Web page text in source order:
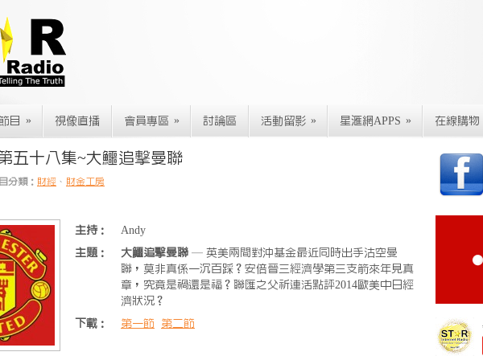
目 » 視像直播 會員專區 » 討論區 活動留影 » 星滙網APPS » 在線購物
五十八集~大鱷追擊曼聯
分類： 財經 、 財金工房
主持：
Andy
主題：
大鱷追擊曼聯 — 英美兩間對沖基金最近同時出手沽空曼
聯，莫非真係一沉百踩？安倍晉三經濟學第三支箭來年見真
章，究竟是禍還是福？聯匯之父祈連活點評2014歐美中日經
濟狀況？
下載：
第一節 第二節